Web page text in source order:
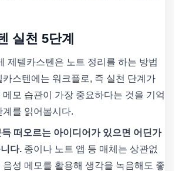
실천 5단계
제텔카스텐은 노트 정리를 하는 방법
카스텐에는 워크플로, 즉 실천 단계가
모 습관이 가장 중요하다는 것을 기억
를 읽어봅시다.
떠오르는 아이디어가 있으면 어딘가
다. 종이나 노트 앱 등 매체는 상관없
음성 메모를 활용해 생각을 녹음해도 좋